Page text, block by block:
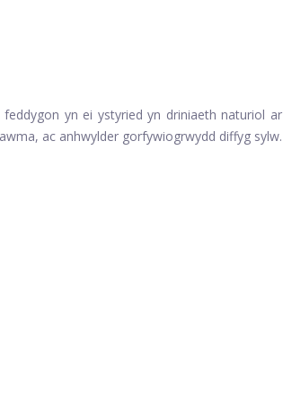
yn ei ystyried yn driniaeth naturiol ar
ac anhwylder gorfywiogrwydd diffyg sylw.